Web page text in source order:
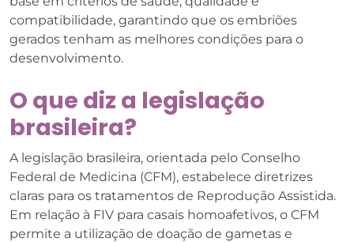
compatibilidade, garantindo que os embriões
gerados tenham as melhores condições para o
desenvolvimento.
O que diz a legislação
brasileira?
A legislação brasileira, orientada pelo Conselho
Federal de Medicina (CFM), estabelece diretrizes
claras para os tratamentos de Reprodução Assistida.
Em relação à FIV para casais homoafetivos, o CFM
permite a utilização de doação de gametas e